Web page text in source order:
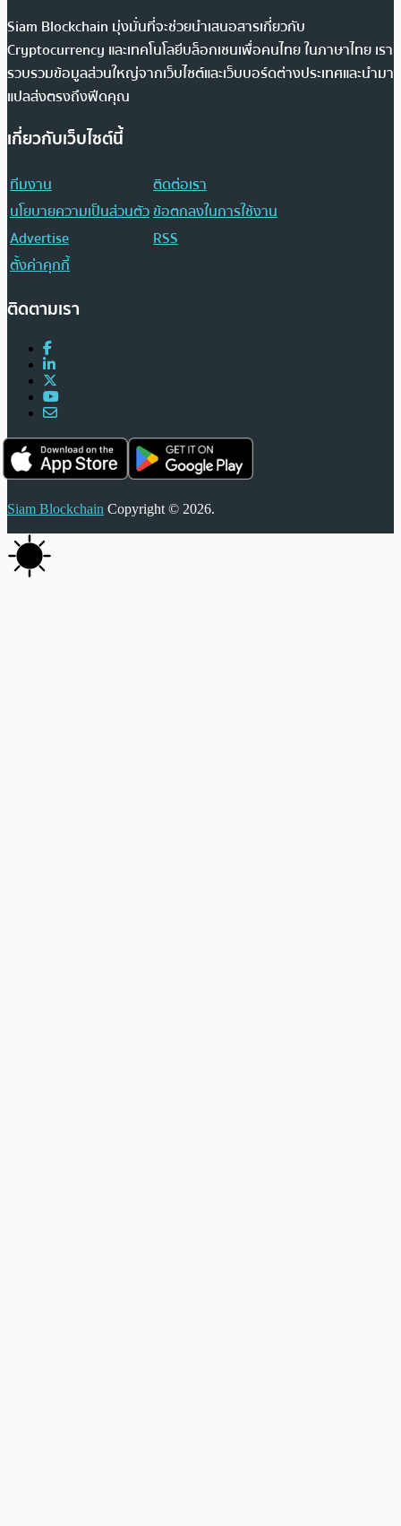
Siam Blockchain มุ่งมั่นที่จะช่วยนำเสนอสารเกี่ยวกับ
Cryptocurrency และเทคโนโลยีบล็อกเชนเพื่อคนไทย ในภาษาไทย เรา
รวบรวมข้อมูลส่วนใหญ่จากเว็บไซต์และเว็บบอร์ดต่างประเทศและนำมา
แปลส่งตรงถึงฟีดคุณ
เกี่ยวกับเว็บไซต์นี้
ทีมงาน
ติดต่อเรา
นโยบายความเป็นส่วนตัวข้อตกลงในการใช้งาน
Advertise
RSS
ตั้งค่าคุกกี้
ติดตามเรา
Siam Blockchain Copyright © 2026.